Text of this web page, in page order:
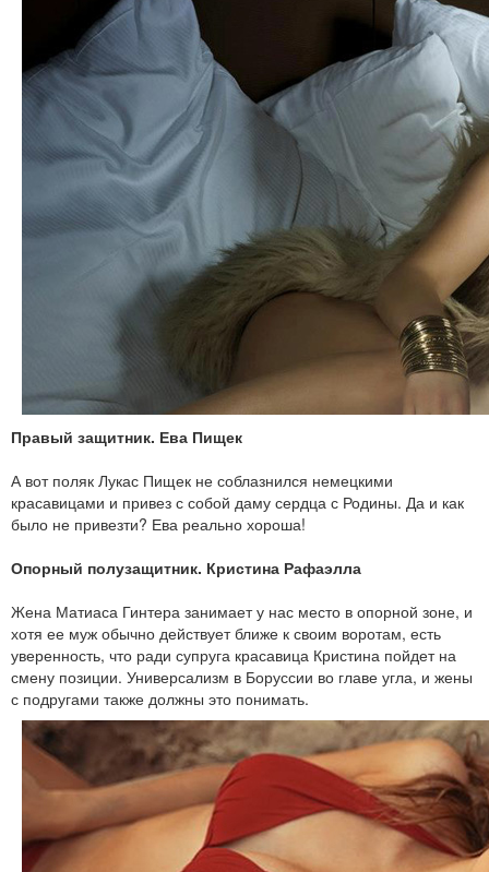
Правый защитник. Ева Пищек
А вот поляк Лукас Пищек не соблазнился немецкими
красавицами и привез с собой даму сердца с Родины. Да и как
было не привезти? Ева реально хороша!
Опорный полузащитник. Кристина Рафаэлла
Жена Матиаса Гинтера занимает у нас место в опорной зоне, и
хотя ее муж обычно действует ближе к своим воротам, есть
уверенность, что ради супруга красавица Кристина пойдет на
смену позиции. Универсализм в Боруссии во главе угла, и жены
с подругами также должны это понимать.